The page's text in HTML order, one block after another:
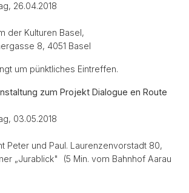
26.04.2018
der Kulturen Basel,
8, 4051 Basel
um pünktliches Eintreffen.
zum Projekt Dialogue en Route
03.05.2018
Peter und Paul. Laurenzenvorstadt 80,
„Jurablick" (5 Min. vom Bahnhof Aarau